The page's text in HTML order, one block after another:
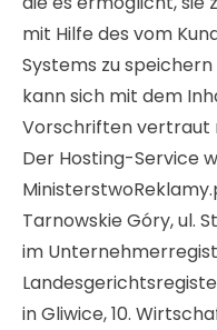
mit Hilfe des vom
Systems zu
kann sich mit dem
Vorschriften vertraut
Der Hosting-Service
Tarnowskie Góry, ul.
im
in Gliwice, 10.